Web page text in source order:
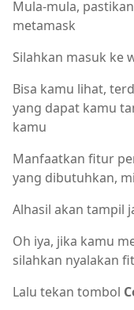
Mula-mula,
metamask
Silahkan masuk ke
Bisa kamu lihat,
yang dapat kamu
kamu
Manfaatkan fitur
yang dibutuhkan,
Alhasil akan tampil
Oh iya, jika kamu
silahkan nyalakan
Lalu tekan tombol